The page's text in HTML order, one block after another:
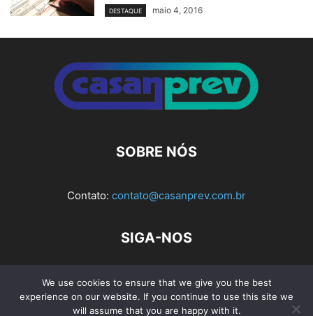
DESTAQUE maio 4, 2016
SOBRE NÓS
Contato: contato@casanprev.com.br
SIGA-NOS
Av. Rio Branco, nº 404, Sala 103 e 104 - Bloco 1, Ed. Planel
We use cookies to ensure that we give you the best
experience on our website. If you continue to use this site we
will assume that you are happy with it.